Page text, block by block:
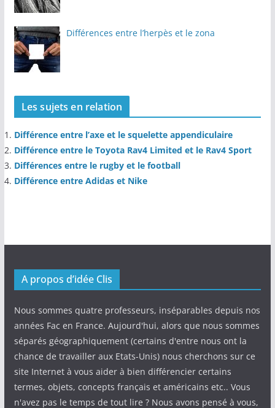
Différences entre l’herpès et le zona
Les sujets en relation
Différence entre l’axe et le squelette appendiculaire
Différence entre le Toyota Rav4 Limited et le Rav4 Sport
Différences entre le rugby et le football
Différence entre Adidas et Nike
A propos d’idée Clis
Nous sommes quatre professeurs, inséparables depuis nos
années Fac en France. Aujourd'hui, alors que nous sommes
séparés géographiquement (certains d'entre nous ont la
chance de travailler aux Etats-Unis) nous cherchons sur ce
site Internet à vous aider à bien différencier certains
termes, objets, concepts français et américains etc.. Vous
n'avez pas le temps de tout lire ? Nous avons pensé à vous,